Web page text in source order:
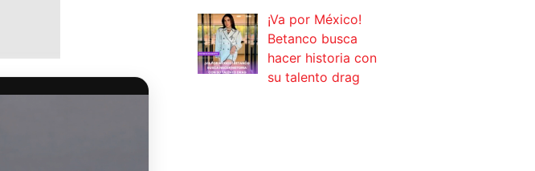
¡Va por México!
Betanco busca
hacer historia con
su talento drag